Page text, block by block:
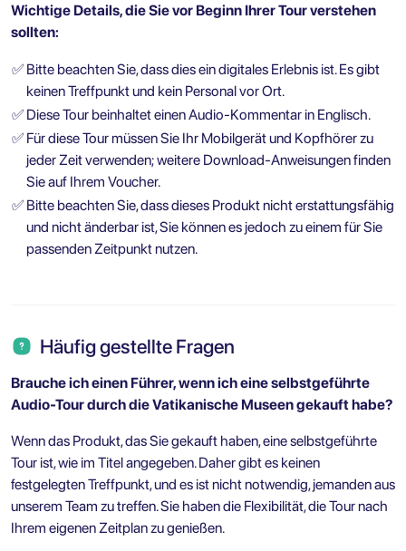
Wichtige Details, die Sie vor Beginn Ihrer Tour verstehen
sollten:
✅ Bitte beachten Sie, dass dies ein digitales Erlebnis ist. Es gibt
keinen Treffpunkt und kein Personal vor Ort.
✅ Diese Tour beinhaltet einen Audio-Kommentar in Englisch.
✅ Für diese Tour müssen Sie Ihr Mobilgerät und Kopfhörer zu
jeder Zeit verwenden; weitere Download-Anweisungen finden
Sie auf Ihrem Voucher.
✅ Bitte beachten Sie, dass dieses Produkt nicht erstattungsfähig
und nicht änderbar ist, Sie können es jedoch zu einem für Sie
passenden Zeitpunkt nutzen.
Häufig gestellte Fragen
Brauche ich einen Führer, wenn ich eine selbstgeführte
Audio-Tour durch die Vatikanische Museen gekauft habe?
Wenn das Produkt, das Sie gekauft haben, eine selbstgeführte
Tour ist, wie im Titel angegeben. Daher gibt es keinen
festgelegten Treffpunkt, und es ist nicht notwendig, jemanden aus
unserem Team zu treffen. Sie haben die Flexibilität, die Tour nach
Ihrem eigenen Zeitplan zu genießen.